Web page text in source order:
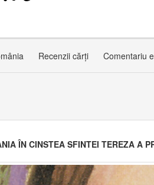
Recenzii cărți Comentariu
ÎN CINSTEA SFINTEI TEREZA A